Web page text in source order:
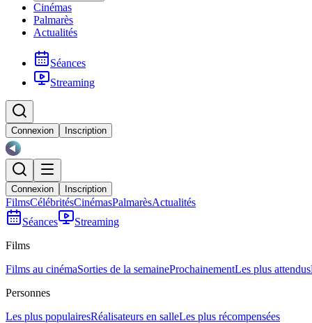
Cinémas
Palmarès
Actualités
Séances
Streaming
Connexion Inscription
Connexion Inscription
FilmsCélébritésCinémasPalmarèsActualités
Séances
Streaming
Films
Films au cinémaSorties de la semaineProchainementLes plus attendus
Personnes
Les plus populairesRéalisateurs en salleLes plus récompensées